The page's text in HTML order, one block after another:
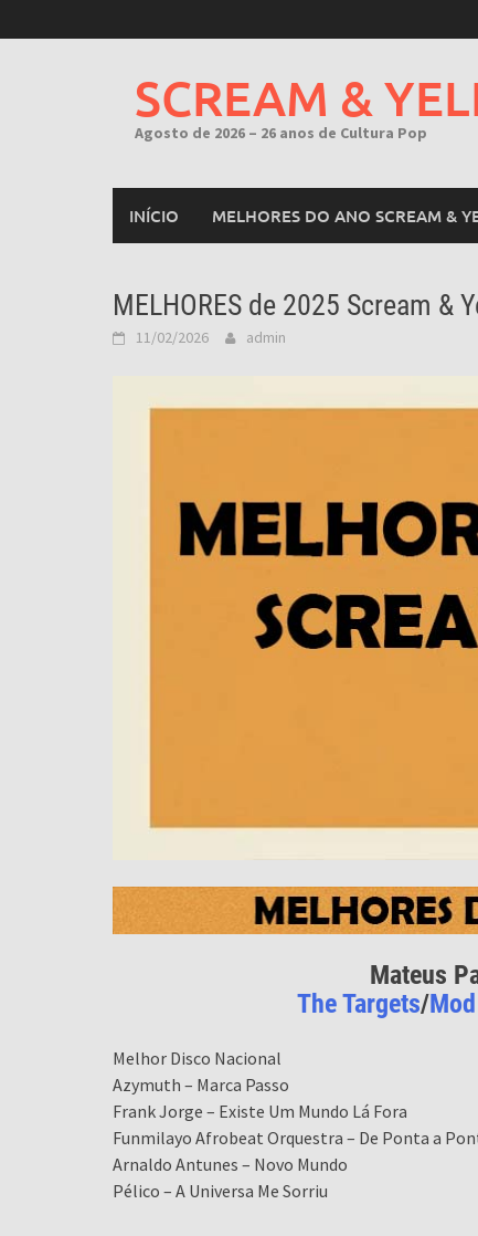
to
SCREAM &
Agosto de 2026 – 26 anos de Cultura Pop
INÍCIO MELHORES DO ANO SCREAM &
MELHORES de 2025 Scream &
11/02/2026 admin
Mateus
The Targets/
Melhor Disco Nacional
Azymuth – Marca Passo
Frank Jorge – Existe Um Mundo Lá Fora
Funmilayo Afrobeat Orquestra – De Ponta a
Arnaldo Antunes – Novo Mundo
Pélico – A Universa Me Sorriu